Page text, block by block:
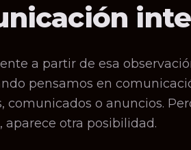
a partir de esa
pensamos en
comunicados o anuncios.
aparece otra posibilidad.